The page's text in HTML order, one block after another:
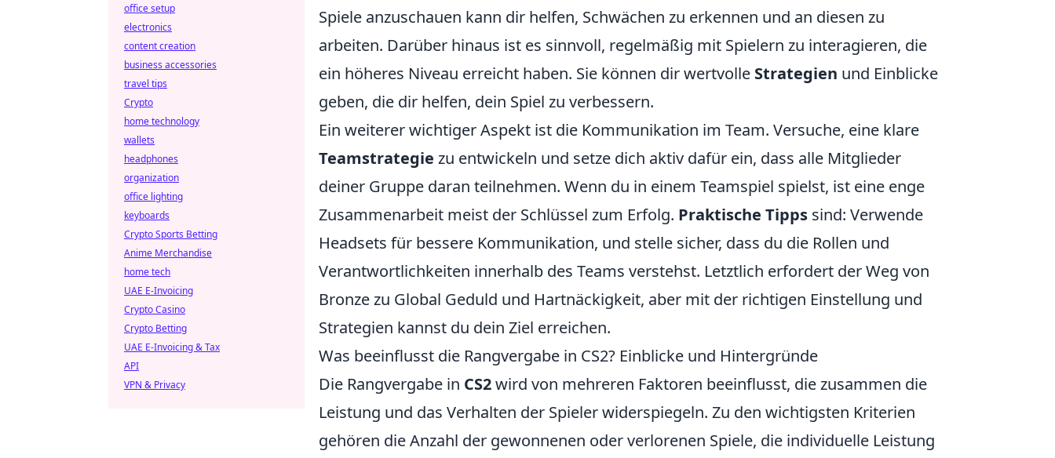
Spiele anzuschauen kann dir helfen, Schwächen zu erkennen und an diesen zu
arbeiten. Darüber hinaus ist es sinnvoll, regelmäßig mit Spielern zu interagieren, die
ein höheres Niveau erreicht haben. Sie können dir wertvolle Strategien und Einblicke
geben, die dir helfen, dein Spiel zu verbessern.
Ein weiterer wichtiger Aspekt ist die Kommunikation im Team. Versuche, eine klare
Teamstrategie zu entwickeln und setze dich aktiv dafür ein, dass alle Mitglieder
deiner Gruppe daran teilnehmen. Wenn du in einem Teamspiel spielst, ist eine enge
Zusammenarbeit meist der Schlüssel zum Erfolg. Praktische Tipps sind: Verwende
Headsets für bessere Kommunikation, und stelle sicher, dass du die Rollen und
Verantwortlichkeiten innerhalb des Teams verstehst. Letztlich erfordert der Weg von
Bronze zu Global Geduld und Hartnäckigkeit, aber mit der richtigen Einstellung und
Strategien kannst du dein Ziel erreichen.
Was beeinflusst die Rangvergabe in CS2? Einblicke und Hintergründe
Die Rangvergabe in CS2wird von mehreren Faktoren beeinflusst, die zusammen die
Leistung und das Verhalten der Spieler widerspiegeln. Zu den wichtigsten Kriterien
gehören die Anzahl der gewonnenen oder verlorenen Spiele, die individuelle Leistung
office setup
electronics
content creation
business accessories
travel tips
Crypto
home technology
wallets
headphones
organization
office lighting
keyboards
Crypto Sports Betting
Anime Merchandise
home tech
UAE E-Invoicing
Crypto Casino
Crypto Betting
UAE E-Invoicing & Tax
API
VPN & Privacy